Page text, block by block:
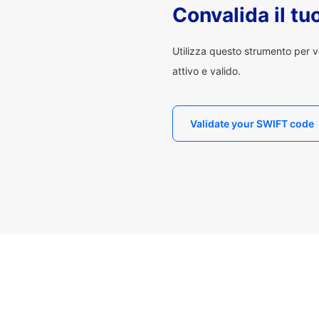
Convalida il
Utilizza questo strumento per
attivo e valido.
Validate your SWIFT code